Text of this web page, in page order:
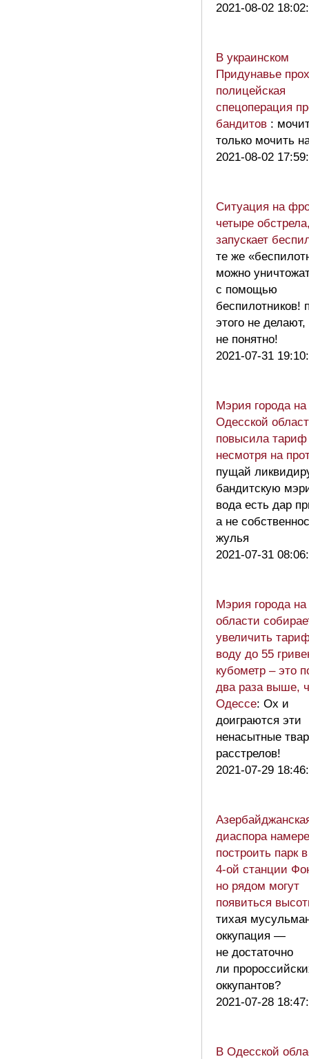
2021-08-02
В украинском
Придунавье
полицейская
спецоперация
бандитов :
только мочить
2021-08-02
Ситуация на
четыре
запускает
те же
можно
с помощью
беспилотников!
этого не делают,
не понятно!
2021-07-31
Мэрия города на
Одесской
повысила тариф
несмотря на
пущай
бандитскую
вода есть дар
а не
жулья
2021-07-31
Мэрия города на
области
увеличить
воду до 55
кубометр – это
два раза выше,
Одессе: Ох и
доиграются эти
ненасытные
расстрелов!
2021-07-29
диаспора
построить парк
4-ой станции
но рядом могут
появиться
тихая
оккупация —
не достаточно
ли
оккупантов?
2021-07-28
В Одесской